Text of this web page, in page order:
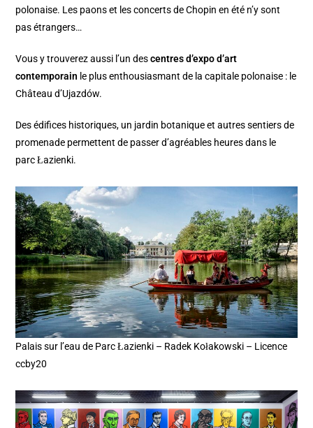
polonaise. Les paons et les concerts de Chopin en été n’y sont
pas étrangers…
Vous y trouverez aussi l’un descentres d’expo d’art
contemporain le plus enthousiasmant de la capitale polonaise : le
Château d’Ujazdów.
Des édifices historiques, un jardin botanique et autres sentiers de
promenade permettent de passer d’agréables heures dans le
parc Łazienki.
Palais sur l’eau de Parc Łazienki – Radek Kołakowski – Licence
ccby20